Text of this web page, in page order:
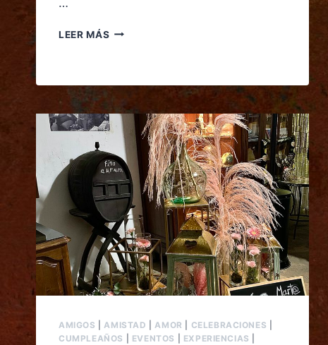
LEER MÁS
AMIGOS AMISTAD AMOR CELEBRACIONES
CUMPLEAÑOS
EVENTOS EXPERIENCIAS